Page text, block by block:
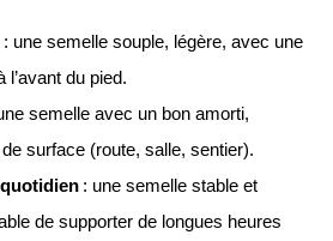
: une semelle souple, légère, avec une
l’avant du pied.
semelle avec un bon amorti,
surface (route, salle, sentier).
: une semelle stable et
de supporter de longues heures